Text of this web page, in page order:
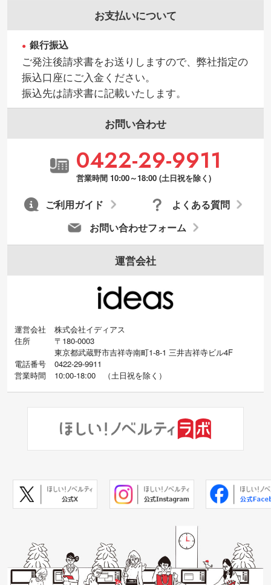
お支払いについて
銀行振込
ご発注後請求書をお送りしますので、弊社指定の
振込口座にご入金ください。
振込先は請求書に記載いたします。
お問い合わせ
0422-29-9911
営業時間 10:00～18:00 (土日祝を除く)
お問い合わせフォーム
よくある質問
ご利用ガイド
運営会社
運営会社
株式会社イディアス
住所
〒180-0003
東京都武蔵野市吉祥寺南町1-8-1 三井吉祥寺ビル4F
電話番号
0422-29-9911
営業時間
10:00-18:00 （土日祝を除く）